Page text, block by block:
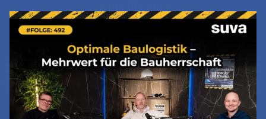
Jetzt Lesen & Hören